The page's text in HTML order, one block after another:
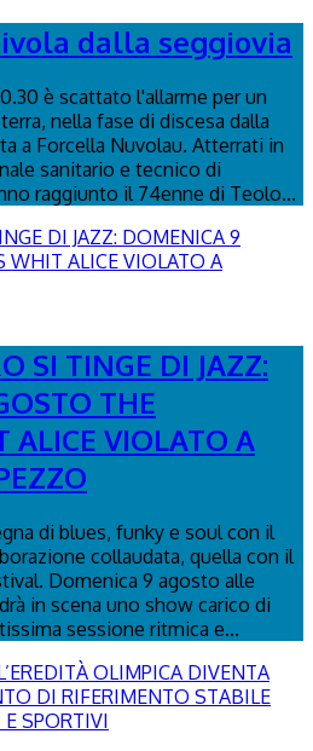
dalla seggiovia
è scattato l'allarme per un
nella fase di discesa dalla
a Forcella Nuvolau. Atterrati in
sanitario e tecnico di
raggiunto il 74enne di Teolo...
SI TINGE DI JAZZ:
THE
ALICE VIOLATO A
di blues, funky e soul con il
collaudata, quella con il
Domenica 9 agosto alle
in scena uno show carico di
sessione ritmica e...